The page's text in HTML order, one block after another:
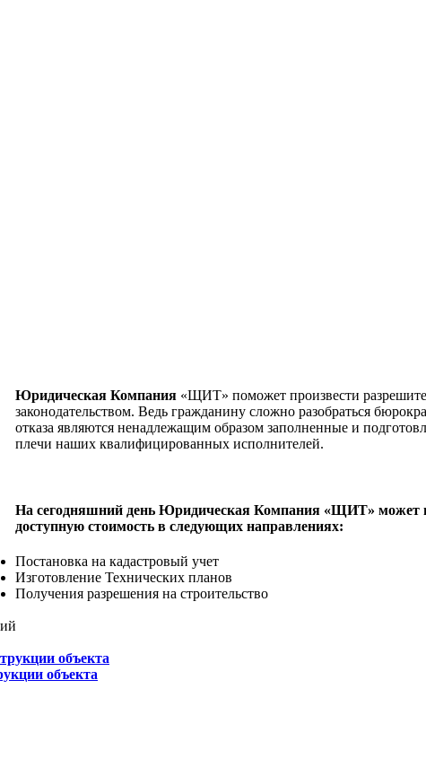
Юридическая Компания «ЩИТ» поможет произвести
законодательством. Ведь гражданину сложно разобраться
отказа являются ненадлежащим образом заполненные и
плечи наших квалифицированных исполнителей.
На сегодняшний день Юридическая Компания «ЩИТ» может
доступную стоимость в следующих направлениях:
Постановка на кадастровый учет
Изготовление Технических планов
Получения разрешения на строительство
объекта
объекта